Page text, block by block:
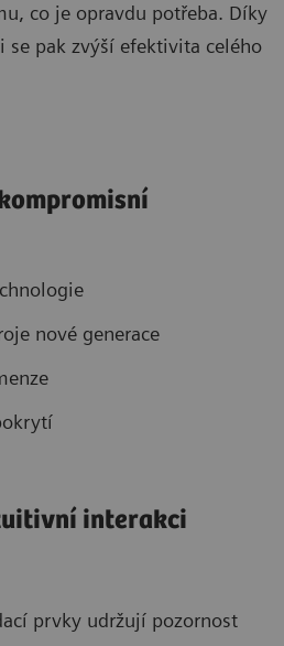
co je opravdu potřeba. Díky
se pak zvýší efektivita celého
nové generace
interakci
prvky udržují pozornost